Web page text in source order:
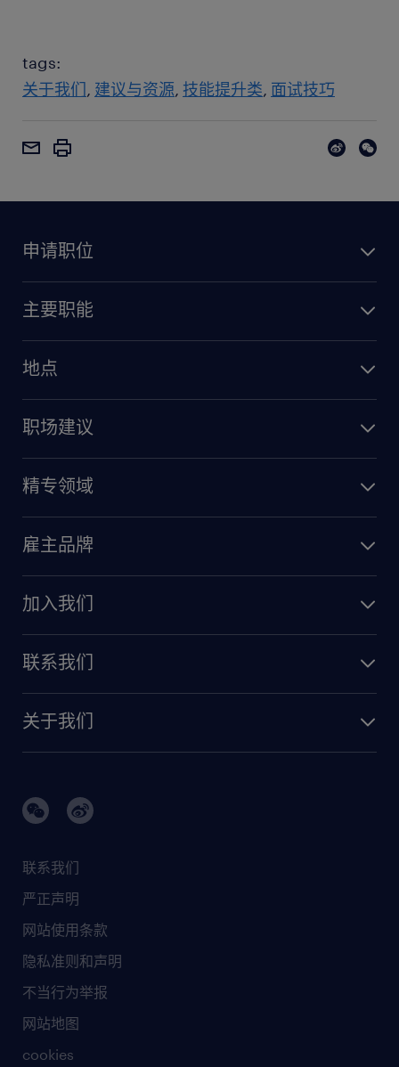
tags:
关于我们 建议与资源 技能提升类 面试技巧
申请职位
主要职能
地点
职场建议
精专领域
雇主品牌
加入我们
联系我们
关于我们
联系我们
严正声明
网站使用条款
隐私准则和声明
不当行为举报
网站地图
cookies